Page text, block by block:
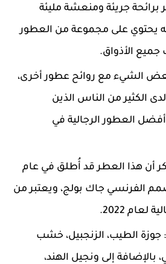
جريئة ومنعشة مليئة
يحتوي على مجموعة من العطور
جميع الأذواق.
الشيء مع روائح عطور أخرى،
الكثير من الناس الذين
العطور الرجالية في
أن هذا العطر قد أُطلق في عام
الفرنسي جاك بولج، ويعتبر من
2022.
جوزة الطيب، الزنجبيل، خشب
بالإضافة إلى ونجيل الهند،